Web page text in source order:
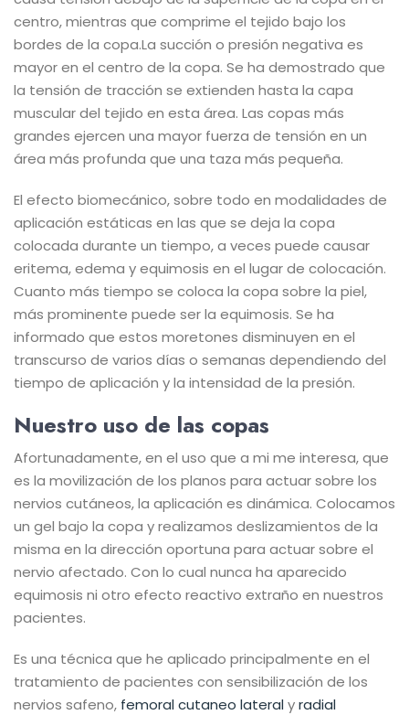
centro, mientras que comprime el tejido bajo los
bordes de la copa.La succión o presión negativa es
mayor en el centro de la copa. Se ha demostrado que
la tensión de tracción se extienden hasta la capa
muscular del tejido en esta área. Las copas más
grandes ejercen una mayor fuerza de tensión en un
área más profunda que una taza más pequeña.
El efecto biomecánico, sobre todo en modalidades de
aplicación estáticas en las que se deja la copa
colocada durante un tiempo, a veces puede causar
eritema, edema y equimosis en el lugar de colocación.
Cuanto más tiempo se coloca la copa sobre la piel,
más prominente puede ser la equimosis. Se ha
informado que estos moretones disminuyen en el
transcurso de varios días o semanas dependiendo del
tiempo de aplicación y la intensidad de la presión.
Nuestro uso de las copas
Afortunadamente, en el uso que a mi me interesa, que
es la movilización de los planos para actuar sobre los
nervios cutáneos, la aplicación es dinámica. Colocamos
un gel bajo la copa y realizamos deslizamientos de la
misma en la dirección oportuna para actuar sobre el
nervio afectado. Con lo cual nunca ha aparecido
equimosis ni otro efecto reactivo extraño en nuestros
pacientes.
Es una técnica que he aplicado principalmente en el
tratamiento de pacientes con sensibilización de los
nervios safeno, femoral cutaneo lateralyradial